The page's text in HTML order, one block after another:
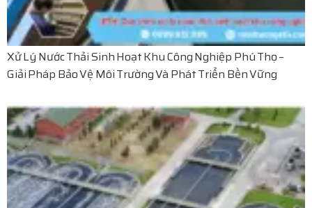
Xử Lý Nước Thải Sinh Hoạt Khu Công Nghiệp Phú Thọ –
Giải Pháp Bảo Vệ Môi Trường Và Phát Triển Bền Vững